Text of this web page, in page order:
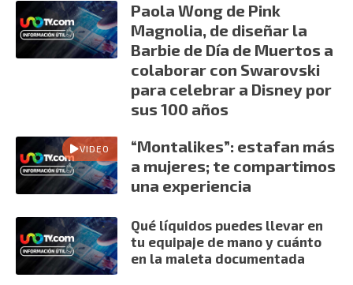
Paola Wong de Pink
Magnolia, de diseñar la
Barbie de Día de Muertos a
colaborar con Swarovski
para celebrar a Disney por
sus 100 años
VIDEO
“Montalikes”: estafan más
a mujeres; te compartimos
una experiencia
Qué líquidos puedes llevar en
tu equipaje de mano y cuánto
en la maleta documentada